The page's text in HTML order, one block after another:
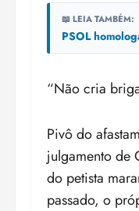
📖 LEIA TAMBÉM:
PSOL
“Não cria
Pivô do
julgamento de
do petista
passado, o